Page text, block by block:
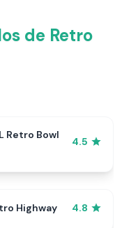
de Retro
Retro Bowl
4.5
Highway 4.8